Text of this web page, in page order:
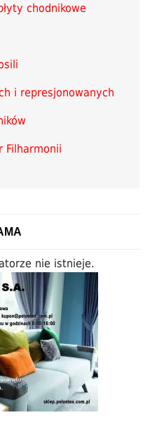
chodnikowe
i represjonowanych
Filharmonii
nie istnieje.